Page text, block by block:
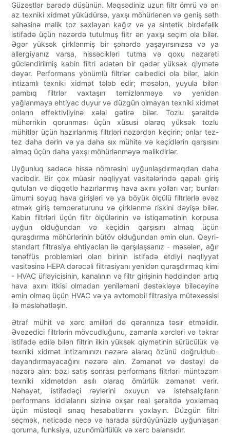
Güzəştlər barədə düşünün. Məqsədiniz uzun filtr ömrü və ən
az texniki xidmət yüküdürsə, yaxşı möhürlənən və geniş səth
sahəsinə malik toz saxlayan kağız və ya sintetik birdəfəlik
istifadə üçün nəzərdə tutulmuş filtr ən yaxşı seçim ola bilər.
Əgər yüksək çirklənmiş bir şəhərdə yaşayırsınızsa və ya
allergiyanız varsa, hissəcikləri tutma və qoxu nəzarəti
gücləndirilmiş kabin filtri adətən bir qədər yüksək qiymətə
dəyər. Performans yönümlü filtrlər cəlbedici ola bilər, lakin
intizamlı texniki xidmət tələb edir; məsələn, yuyula bilən
pambıq filtrlər vaxtaşırı təmizlənməyə və yenidən
yağlanmaya ehtiyac duyur və düzgün olmayan texniki xidmət
onların effektivliyinə xələl gətirə bilər. Tozlu şəraitdə
mühərrikin qorunması üçün xüsusi olaraq yüksək tozlu
mühitlər üçün hazırlanmış filtrləri nəzərdən keçirin; onlar tez-
tez daha dərin və ya daha sıx mühitə və keçidlərin qarşısını
almaq üçün daha yaxşı möhürlənməyə malikdirlər.
Uyğunluq sadəcə hissə nömrəsini uyğunlaşdırmaqdan daha
vacibdir. Bir çox müasir nəqliyyat vasitələrində qapalı giriş
qutuları və diqqətlə hazırlanmış hava axını yolları var; bunları
ümumi soyuq hava girişləri və ya böyük ölçülü filtrlərlə əvəz
etmək giriş temperaturunu və çirklənmə riskini dəyişə bilər.
Kabin filtrləri üçün filtr ölçülərinin və istiqamətinin korpusa
uyğun olduğundan və keçidin qarşısını almaq üçün
quraşdırma möhürlərinin bütöv olduğundan əmin olun. Qeyri-
standart filtrasiya ehtiyacları ilə qarşılaşsanız - məsələn, ağır
tənəffüs problemləri olan birinin istifadə etdiyi nəqliyyat
vasitəsinə HEPA dərəcəli filtrasiyanı yenidən quraşdırmaq kimi
- HVAC üfləyicisinin, kanalının və filtr girişinin həddindən artıq
hava axını itkisi olmadan yeniləməni dəstəkləyə biləcəyinə
əmin olmaq üçün HVAC və ya avtomobil filtrasiya mütəxəssisi
ilə məsləhətləşin.
Ətraf mühit və xərc amilləri də qərarınıza təsir etməlidir.
Əvəzedici filtrlərin mövcudluğunu, zamanla xərcləri və təkrar
istifadə edilə bilən filtrin ilkin yüksək qiymətinin sürücülük və
texniki xidmət intizamınızı nəzərə alaraq özünü doğruldub-
dayandırmayacağını nəzərə alın. Zəmanət və dəstəyi də
nəzərə alın: bəzi satış sonrası performans filtrləri müntəzəm
texniki xidmətdən asılı olaraq ömürlük zəmanət verir.
Nəhayət, istifadəçi rəylərini oxuyun və istehsalçıların
performans iddialarını sizinlə oxşar real şəraitdə yoxlamaq
üçün müstəqil sınaq hesabatlarını yoxlayın. Düzgün filtri
seçmək, nəticədə necə və harada sürdüyünüzlə uyğunlaşan
qoruma, funksiya, uzunömürlülük və xərc balansıdır.